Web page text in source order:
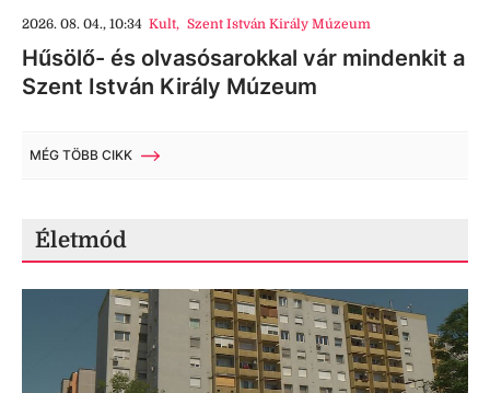
2026. 08. 04., 10:34 Kult, Szent István Király Múzeum
Hűsölő- és olvasósarokkal vár mindenkit a
Szent István Király Múzeum
MÉG TÖBB CIKK
Életmód